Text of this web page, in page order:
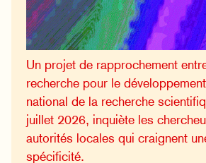
Un projet de rapprochement
recherche pour le
national de la recherche
juillet 2026, inquiète les
autorités locales qui craignent
spécificité.